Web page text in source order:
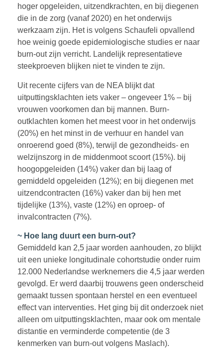
hoger opgeleiden, uitzendkrachten, en bij diegenen
die in de zorg (vanaf 2020) en het onderwijs
werkzaam zijn. Het is volgens Schaufeli opvallend
hoe weinig goede epidemiologische studies er naar
burn-out zijn verricht. Landelijk representatieve
steekproeven blijken niet te vinden te zijn.
Uit recente cijfers van de NEA blijkt dat
uitputtingsklachten iets vaker – ongeveer 1% – bij
vrouwen voorkomen dan bij mannen. Burn-
outklachten komen het meest voor in het onderwijs
(20%) en het minst in de verhuur en handel van
onroerend goed (8%), terwijl de gezondheids- en
welzijnszorg in de middenmoot scoort (15%). bij
hoogopgeleiden (14%) vaker dan bij laag of
gemiddeld opgeleiden (12%); en bij diegenen met
uitzendcontracten (16%) vaker dan bij hen met
tijdelijke (13%), vaste (12%) en oproep- of
invalcontracten (7%).
~ Hoe lang duurt een burn-out?
Gemiddeld kan 2,5 jaar worden aanhouden, zo blijkt
uit een unieke longitudinale cohortstudie onder ruim
12.000 Nederlandse werknemers die 4,5 jaar werden
gevolgd. Er werd daarbij trouwens geen onderscheid
gemaakt tussen spontaan herstel en een eventueel
effect van interventies. Het ging bij dit onderzoek niet
alleen om uitputtingsklachten, maar ook om mentale
distantie en verminderde competentie (de 3
kenmerken van burn-out volgens Maslach).